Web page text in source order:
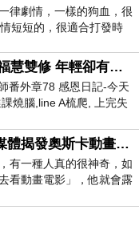
律劇情，一樣的狗血，很
短短的，很適合打發時
小護師番外章78 > 福慧雙修 年輕卻有個老靈魂 ㄑ金剛經〉podcast
番外章78 感恩日記-今天
燒腦,line A梳爬, 上完失
【電影圈八卦】：媒體揭發奧斯卡動畫項目投票醜聞！好萊塢為什麼看不起動畫電影？
有一種人真的很神奇，如
看動畫電影」，他就會露
問你是不是陪小